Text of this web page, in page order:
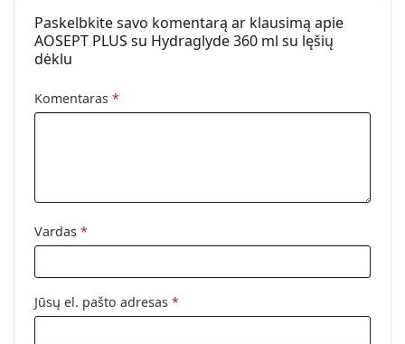
atidarymo:
Priedai
pakuotėje:
Paskelbkite savo komentarą ar klausimą apie
AOSEPT PLUS su Hydraglyde 360 ml su lęšių
dėklu
Komentaras *
Vardas *
Jūsų el. pašto adresas *